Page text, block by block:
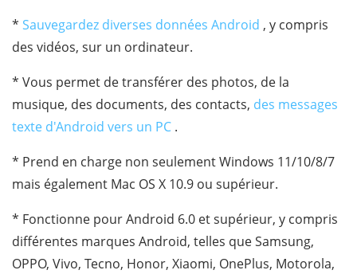
* Sauvegardez diverses données Android , y compris
des vidéos, sur un ordinateur.
* Vous permet de transférer des photos, de la
musique, des documents, des contacts, des messages
texte d'Android vers un PC .
* Prend en charge non seulement Windows 11/10/8/7
mais également Mac OS X 10.9 ou supérieur.
* Fonctionne pour Android 6.0 et supérieur, y compris
différentes marques Android, telles que Samsung,
OPPO, Vivo, Tecno, Honor, Xiaomi, OnePlus, Motorola,